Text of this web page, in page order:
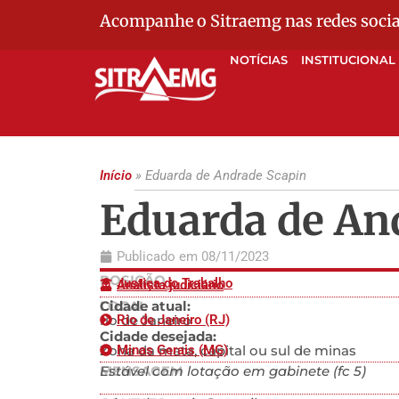
Acompanhe o Sitraemg nas redes
NOTÍCIAS INSTITUCIONAL
Início » Eduarda de Andrade Scapin
Eduarda de
Publicado em 08/11/2023
POSIÇÃO
Justiça do Trabalho
Analista judiciário
LOCAL
Cidade atual:
rio de Janeiro
Rio de Janeiro (RJ)
Cidade desejada:
Zona da mata, capital ou sul de minas
Minas Gerais (MG)
MENSAGEM
Estável com lotação em gabinete (fc 5)